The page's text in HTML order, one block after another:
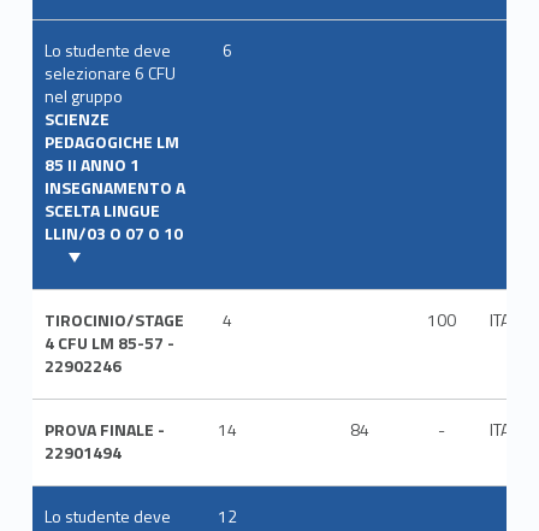
Lo studente deve
selezionare 6 CFU
nel gruppo
SCIENZE
PEDAGOGICHE LM
85 II ANNO 1
INSEGNAMENTO A
SCELTA LINGUE
LLIN/03 O 07 O 10
6
TIROCINIO/STAGE
4 CFU LM 85-57 -
22902246
4 100 ITA
PROVA FINALE -
22901494
14 84 - ITA
Lo studente deve
12